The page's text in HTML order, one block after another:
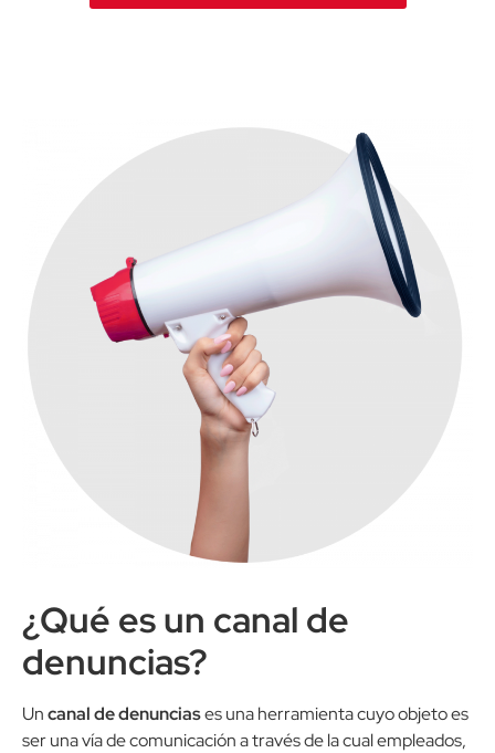
¿Qué es un canal de
denuncias?
Uncanal de denunciases una herramienta cuyo objeto es
ser una vía de comunicación a través de la cual empleados,